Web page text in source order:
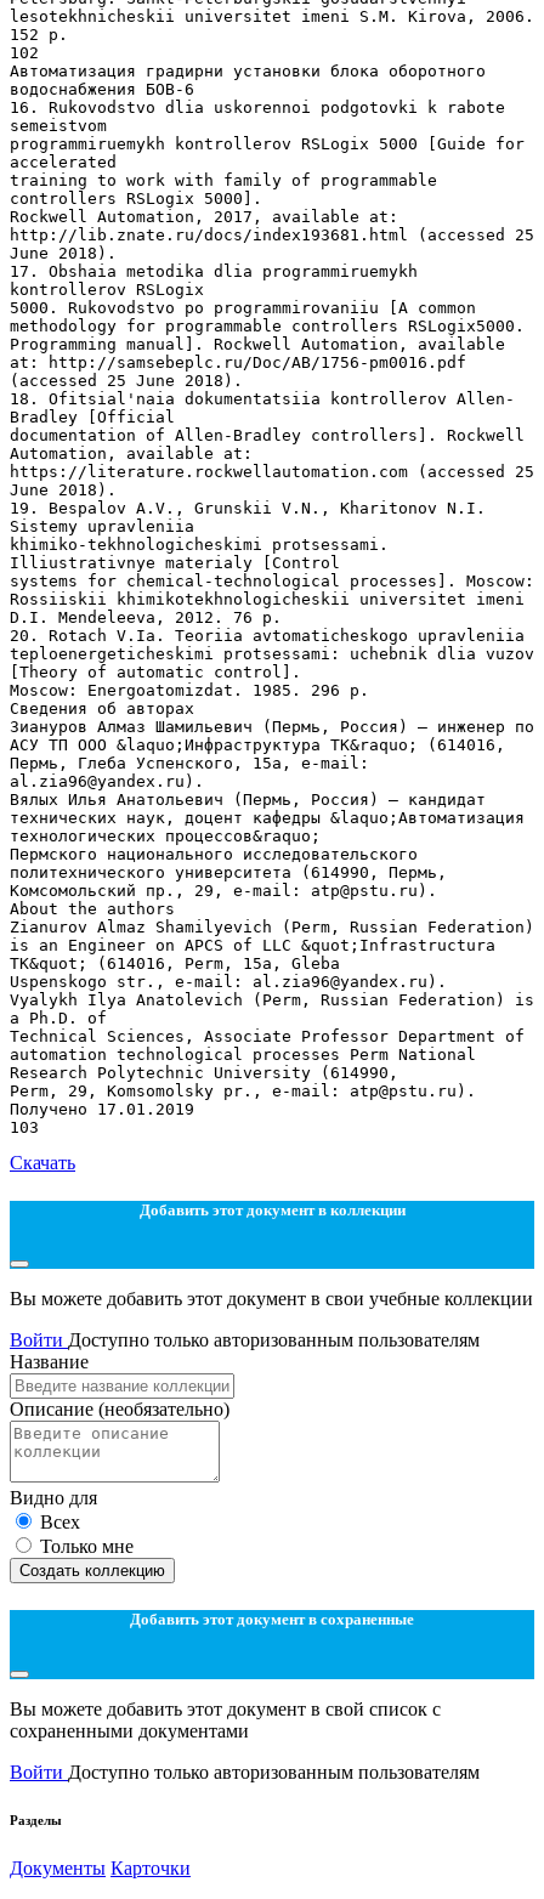
Скачать
Добавить этот документ в коллекции
Вы можете добавить этот документ в свои учебные коллекции
Войти Доступно только авторизованным пользователям
Название
Описание (необязательно)
Видно для
Всех
Только мне
Создать коллекцию
Добавить этот документ в сохраненные
Вы можете добавить этот документ в свой список с
сохраненными документами
Войти Доступно только авторизованным пользователям
Разделы
Документы Карточки